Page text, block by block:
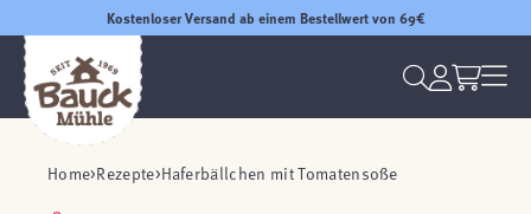
Kostenloser Versand ab einem Bestellwert von 69€
Home Rezepte Haferbällchen mit Tomatensoße